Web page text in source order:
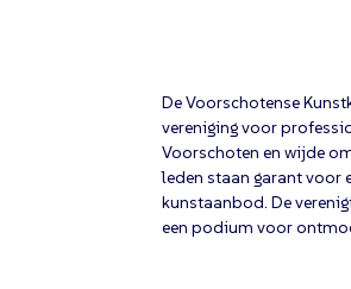
De Voorschotense
vereniging voor
Voorschoten en wijde
leden staan garant voor
kunstaanbod. De
een podium voor